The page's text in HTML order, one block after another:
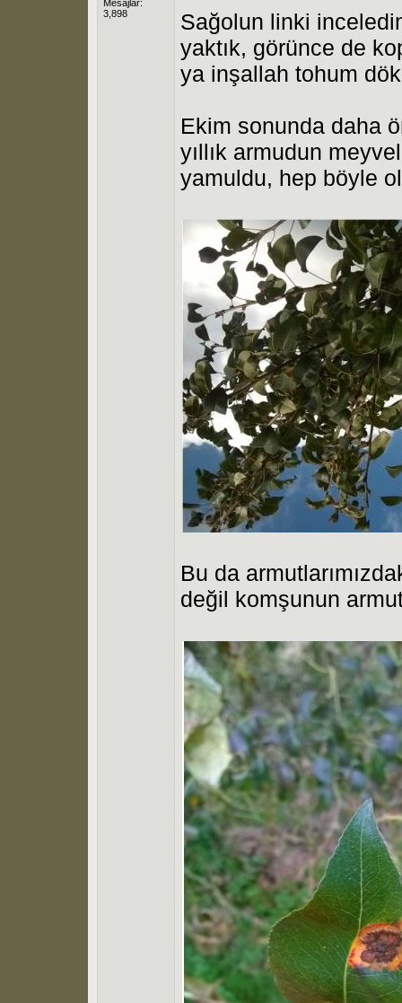
Mesajlar:
3,898
Sağolun linki
yaktık, görünce de
ya inşallah tohum
Ekim sonunda daha
yıllık armudun
yamuldu, hep böyle
Bu da
değil komşunun